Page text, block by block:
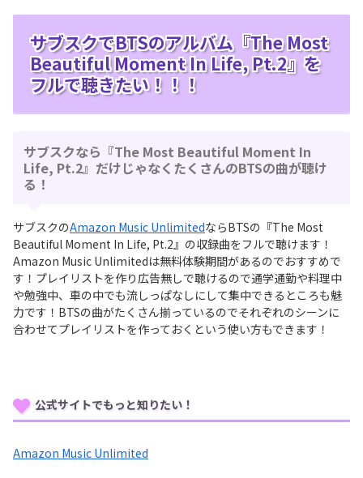
サブスクでBTSのアルバム『The Most
Beautiful Moment In Life, Pt.2』を
フルで聴きたい！！！
サブスクなら『The Most Beautiful Moment In
Life, Pt.2』だけじゃなくたくさんのBTSの曲が聴け
る！
サブスクのAmazon Music UnlimitedならBTSの『The Most
Beautiful Moment In Life, Pt.2』の収録曲をフルで聴けます！
Amazon Music Unlimitedは無料体験期間があるのでおすすめで
す！プレイリストを作り広告無しで聴けるので通学通勤や料理中
や勉強中、車の中でも流しっぱなしにして集中できるところも魅
力です！BTSの曲がたくさん揃っているのでそれぞれのシーンに
合わせてプレイリストを作っておくという使い方もできます！
公式サイトでもっと知りたい！
Amazon Music Unlimited